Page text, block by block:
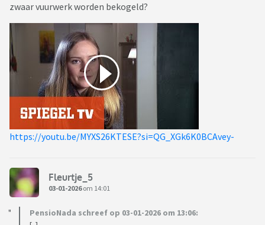
zwaar vuurwerk worden bekogeld?
https://youtu.be/MYXS26KTESE?si=QG_XGk6K0BCAvey-
Fleurtje_5
03-01-2026om 14:01
PensioNada schreef op 03-01-2026 om 13:06: